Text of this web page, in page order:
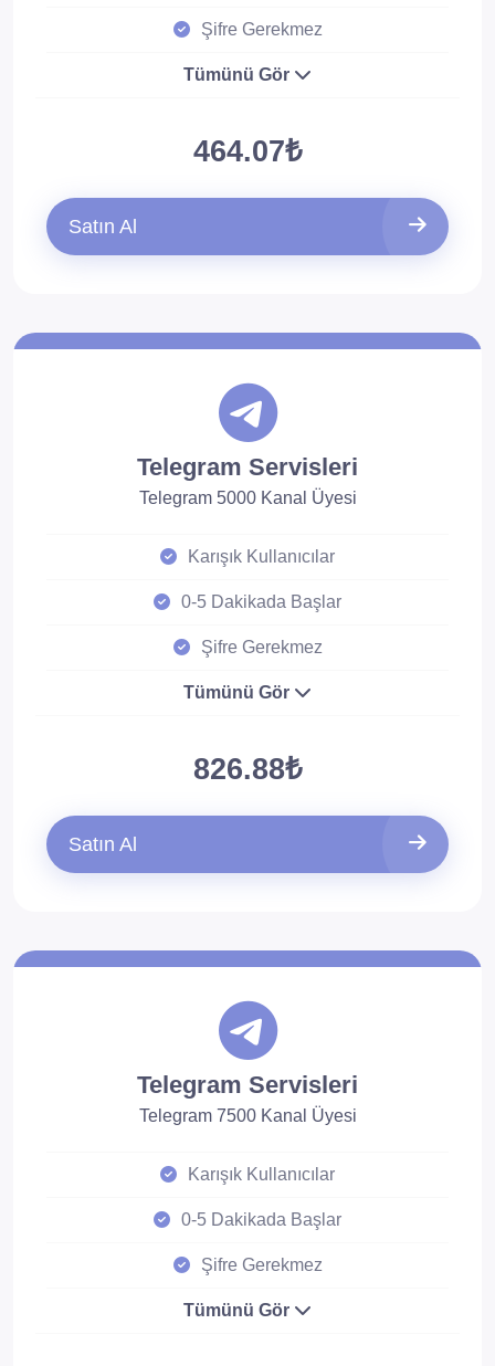
Şifre Gerekmez
Tümünü Gör
464.07₺
Satın Al
Telegram Servisleri
Telegram 5000 Kanal Üyesi
Karışık Kullanıcılar
0-5 Dakikada Başlar
Şifre Gerekmez
Tümünü Gör
826.88₺
Satın Al
Telegram Servisleri
Telegram 7500 Kanal Üyesi
Karışık Kullanıcılar
0-5 Dakikada Başlar
Şifre Gerekmez
Tümünü Gör